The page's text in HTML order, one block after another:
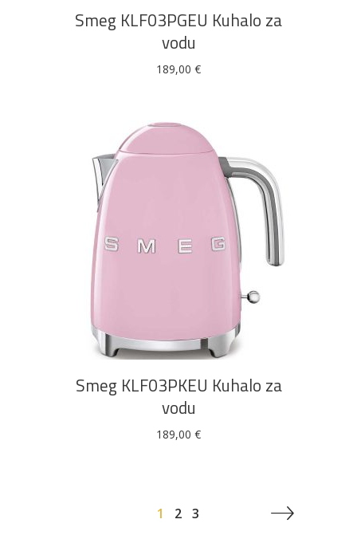
Smeg KLF03PGEU Kuhalo za
vodu
189,00 €
Smeg KLF03PKEU Kuhalo za
vodu
189,00 €
1 2 3